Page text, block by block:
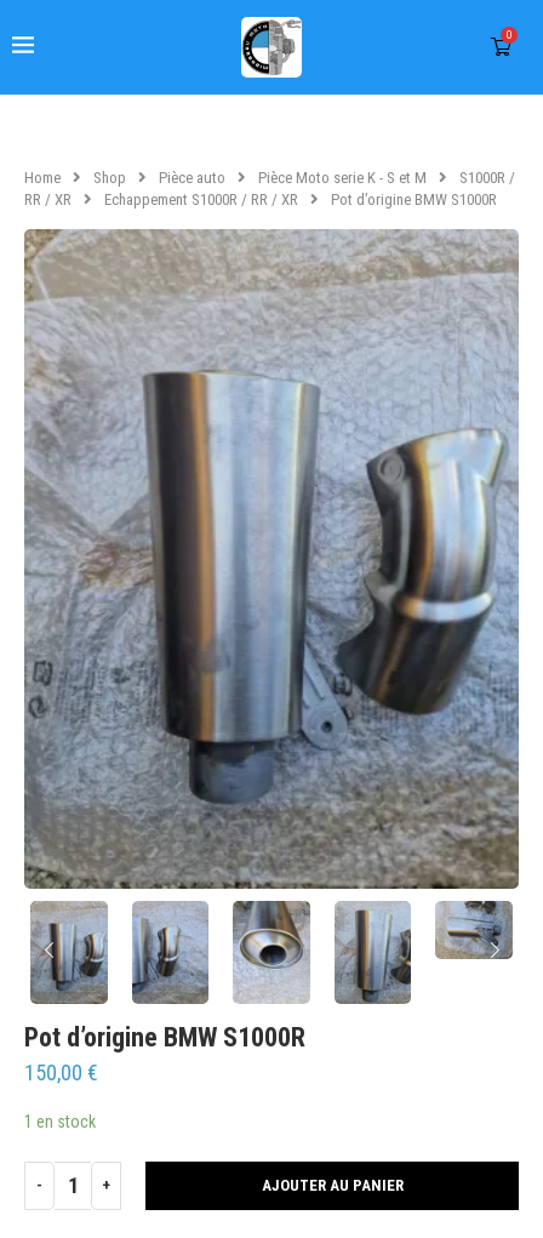
0
Home Shop Pièce auto Pièce Moto serie K - S et M
S1000R /
RR / XR
Echappement S1000R / RR / XR Pot d’origine BMW S1000R
Pot d’origine BMW S1000R
150,00 €
1 en stock
AJOUTER AU PANIER